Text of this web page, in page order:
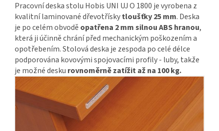
Pracovní deska stolu Hobis UNI UJ O 1800 je vyrobena z
kvalitní laminované dřevotřískytloušťky 25 mm. Deska
je po celém obvodě opatřena 2 mm silnou ABS hranou,
která ji účinně chrání před mechanickým poškozením a
opotřebením. Stolová deska je zespoda po celé délce
podporována kovovými spojovacími profily - luby, takže
je možné desku rovnoměrně zatížit až na 100 kg.